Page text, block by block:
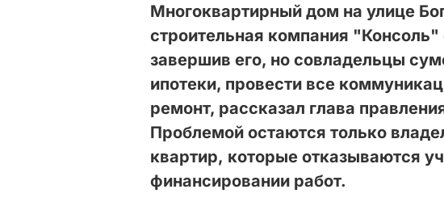
Многоквартирный дом на улице
строительная компания "Консоль"
завершив его, но совладельцы
ипотеки, провести все
ремонт, рассказал глава
Проблемой остаются только
квартир, которые отказываются
финансировании работ.